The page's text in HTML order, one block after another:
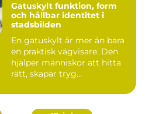
Gatuskylt funktion, form
och hållbar identitet i
stadsbilden
En gatuskylt är mer än bara
en praktisk vägvisare. Den
hjälper människor att hitta
rätt, skapar tryg...